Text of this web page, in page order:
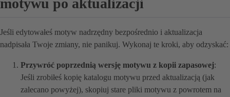
motywu po aktualizacji
Jeśli edytowałeś motyw nadrzędny bezpośrednio i aktualizacja
nadpisała Twoje zmiany, nie panikuj. Wykonaj te kroki, aby odzyskać:
Przywróć poprzednią wersję motywu z kopii zapasowej:
Jeśli zrobiłeś kopię katalogu motywu przed aktualizacją (jak
zalecano powyżej), skopiuj stare pliki motywu z powrotem na